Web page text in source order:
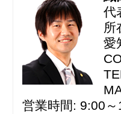
愛
営業時間: 9:00